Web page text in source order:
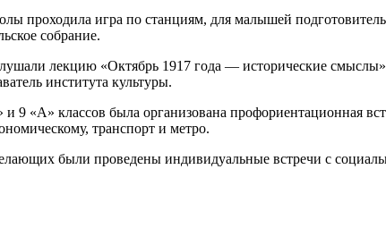
проходила игра по станциям, для малышей
собрание.
лекцию «Октябрь 1917 года — исторические
института культуры.
9 «А» классов была организована профориентационная
транспорт и метро.
были проведены индивидуальные встречи с